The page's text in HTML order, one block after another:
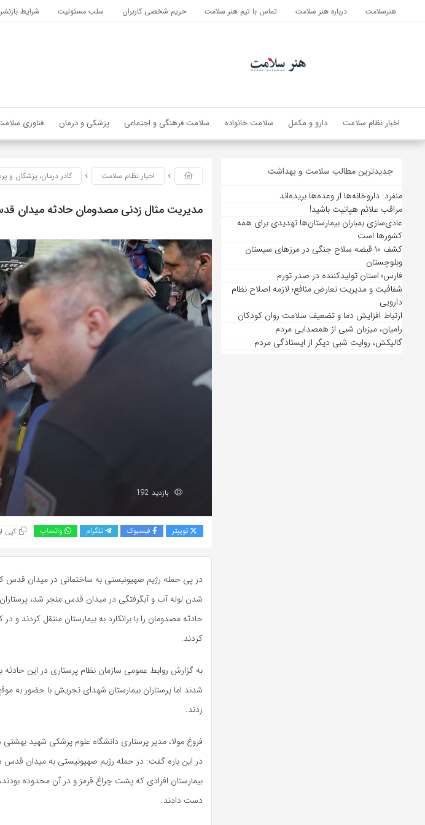
هنرسلامت درباره هنر سلامت تماس با تیم هنر سلامت حریم شخصی کاربران سلب مسئولیت شرایط
اخبار نظام سلامت دارو و مکمل سلامت خانواده سلامت فرهنگی و اجتماعی پزشکی و درمان فناوری
جدیدترین مطالب سلامت و بهداشت
منفرد: داروخانه‌ها از وعده‌ها بریده‌اند
مراقب علائم هپاتیت باشید!
عادی‌سازی بمباران بیمارستان‌ها تهدیدی برای همه
کشورها است
کشف ۱۰ قبضه سلاح جنگی در مرزهای سیستان
وبلوچستان
فارس؛ استان تولیدکننده در صدر تورم
شفافیت و مدیریت تعارض منافع؛ لازمه اصلاح نظام
دارویی
ارتباط افزایش دما و تضعیف سلامت روان کودکان
رامیان، میزبان شبی از همصدایی مردم
گالیکش، روایت شبی دیگر از ایستادگی مردم
اخبار نظام سلامت کادر درمان، پزشکان و
مدیریت مثال زدنی مصدومان حادثه میدان
بازدید 192
توییتر فیسبوک تلگرام واتساپ کپی
در پی حمله رژیم صهیونیستی به ساختمانی در میدان
شدن لوله آب و آبگرفتگی در میدان قدس منجر شد،
حادثه مصدومان را با برانکارد به بیمارستان منتقل کردند
کردند.
شدند اما پرستاران بیمارستان شهدای تجریش با حضور به
زدند.
فروغ مولا، مدیر پرستاری دانشگاه علوم‌ پزشکی شهید بهشتی
در این باره گفت: در حمله رژیم صهیونیستی به میدان قدس
بیمارستان افرادی که پشت چراغ قرمز و در آن محدوده
دست دادند.